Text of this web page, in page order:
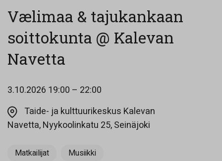
Vælimaa & tajukankaan
soittokunta @ Kalevan
Navetta
3.10.2026 19:00 – 22:00
Taide- ja kulttuurikeskus Kalevan
Navetta, Nyykoolinkatu 25, Seinäjoki
Matkailijat Musiikki